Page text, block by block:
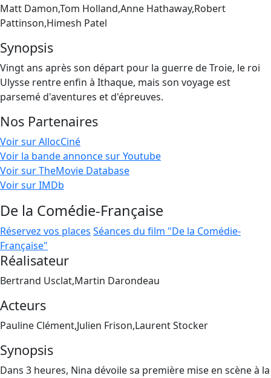
Matt Damon,Tom Holland,Anne Hathaway,Robert
Pattinson,Himesh Patel
Synopsis
Vingt ans après son départ pour la guerre de Troie, le roi
Ulysse rentre enfin à Ithaque, mais son voyage est
parsemé d'aventures et d'épreuves.
Nos Partenaires
Voir sur AllocCiné
Voir la bande annonce sur Youtube
Voir sur TheMovie Database
Voir sur IMDb
De la Comédie-Française
Réservez vos places Séances du film "De la Comédie-
Française"
Réalisateur
Bertrand Usclat,Martin Darondeau
Acteurs
Pauline Clément,Julien Frison,Laurent Stocker
Synopsis
Dans 3 heures, Nina dévoile sa première mise en scène à la